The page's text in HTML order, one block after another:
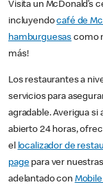
Visita un McDonald’s
incluyendocafé de
hamburguesas como
más!
Los restaurantes a
servicios para
agradable. Averigua si
abierto 24 horas,
el localizador de
pagepara ver
adelantado con